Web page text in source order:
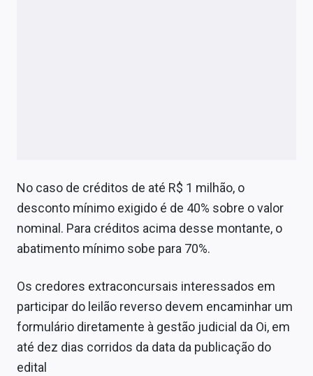
No caso de créditos de até R$ 1 milhão, o
desconto mínimo exigido é de 40% sobre o valor
nominal. Para créditos acima desse montante, o
abatimento mínimo sobe para 70%.
Os credores extraconcursais interessados em
participar do leilão reverso devem encaminhar um
formulário diretamente à gestão judicial da Oi, em
até dez dias corridos da data da publicação do
edital